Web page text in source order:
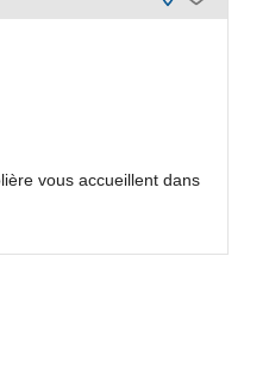
vous accueillent dans